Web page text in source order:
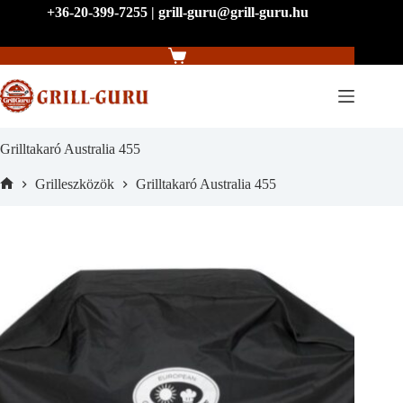
+36-20-399-7255 | grill-guru@grill-guru.hu
Shopping
Grilltakaró Australia 455
Grilleszközök Grilltakaró Australia 455